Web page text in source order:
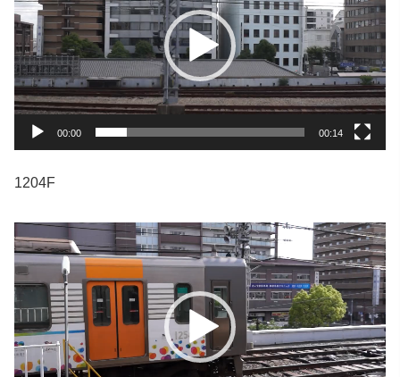
ー
ヤ
ー
00:00 00:14
1204F
動
画
プ
レ
ー
ヤ
ー